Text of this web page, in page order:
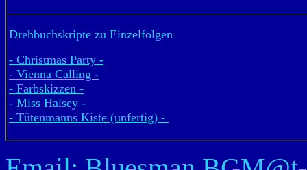
Drehbuchskripte zu Einzelfolgen
- Christmas Party -
- Vienna Calling -
- Farbskizzen -
- Miss Halsey -
- Tütenmanns Kiste (unfertig) -